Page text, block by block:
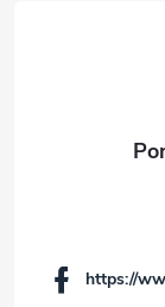
https://